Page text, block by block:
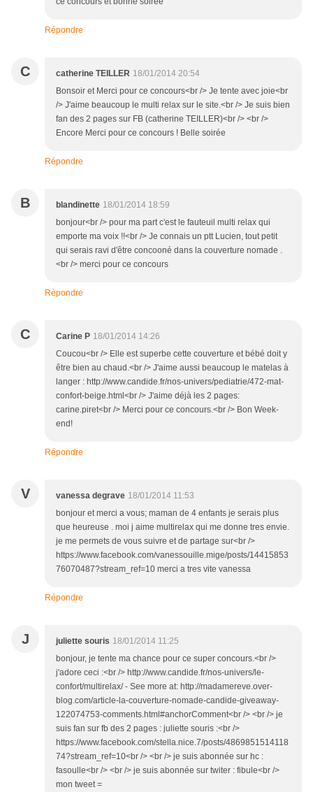
Répondre
C catherine TEILLER 18/01/2014 20:54
Bonsoir et Merci pour ce concours<br /> Je tente avec joie<br
/> J'aime beaucoup le multi relax sur le site.<br /> Je suis bien
fan des 2 pages sur FB (catherine TEILLER)<br /> <br />
Encore Merci pour ce concours ! Belle soirée
Répondre
B blandinette 18/01/2014 18:59
bonjour<br /> pour ma part c'est le fauteuil multi relax qui
emporte ma voix !!<br /> Je connais un ptt Lucien, tout petit
qui serais ravi d'être concooné dans la couverture nomade .
<br /> merci pour ce concours
Répondre
C Carine P 18/01/2014 14:26
Coucou<br /> Elle est superbe cette couverture et bébé doit y
être bien au chaud.<br /> J'aime aussi beaucoup le matelas à
langer : http://www.candide.fr/nos-univers/pediatrie/472-mat-
confort-beige.html<br /> J'aime déjà les 2 pages:
carine.piret<br /> Merci pour ce concours.<br /> Bon Week-
end!
Répondre
V vanessa degrave 18/01/2014 11:53
bonjour et merci a vous; maman de 4 enfants je serais plus
que heureuse . moi j aime multirelax qui me donne tres envie.
je me permets de vous suivre et de partage sur<br />
https://www.facebook.com/vanessouille.mige/posts/14415853
76070487?stream_ref=10 merci a tres vite vanessa
Répondre
J juliette souris 18/01/2014 11:25
bonjour, je tente ma chance pour ce super concours.<br />
j'adore ceci :<br /> http://www.candide.fr/nos-univers/le-
confort/multirelax/ - See more at: http://madamereve.over-
blog.com/article-la-couverture-nomade-candide-giveaway-
122074753-comments.html#anchorComment<br /> <br /> je
suis fan sur fb des 2 pages : juliette souris :<br />
https://www.facebook.com/stella.nice.7/posts/4869851514118
74?stream_ref=10<br /> <br /> je suis abonnée sur hc :
fasoulle<br /> <br /> je suis abonnée sur twiter : fibule<br />
mon tweet =